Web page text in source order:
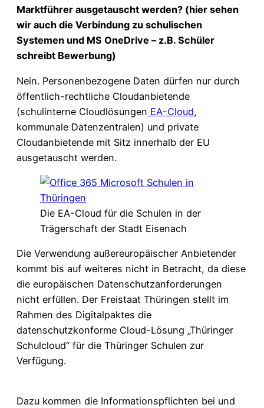
Marktführer ausgetauscht werden? (hier sehen
wir auch die Verbindung zu schulischen
Systemen und MS OneDrive – z.B. Schüler
schreibt Bewerbung)
Nein. Personenbezogene Daten dürfen nur durch
öffentlich-rechtliche Cloudanbietende
(schulinterne Cloudlösungen EA-Cloud,
kommunale Datenzentralen) und private
Cloudanbietende mit Sitz innerhalb der EU
ausgetauscht werden.
Die EA-Cloud für die Schulen in der
Trägerschaft der Stadt Eisenach
Die Verwendung außereuropäischer Anbietender
kommt bis auf weiteres nicht in Betracht, da diese
die europäischen Datenschutzanforderungen
nicht erfüllen. Der Freistaat Thüringen stellt im
Rahmen des Digitalpaktes die
datenschutzkonforme Cloud-Lösung „Thüringer
Schulcloud“ für die Thüringer Schulen zur
Verfügung.
Dazu kommen die Informationspflichten bei und